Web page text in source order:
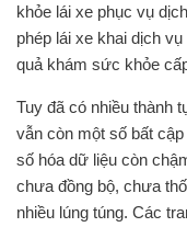
khỏe lái xe phục vụ
phép lái xe khai dịch
quả khám sức khỏe
Tuy đã có nhiều thành
vẫn còn một số bất
số hóa dữ liệu còn
chưa đồng bộ, chưa
nhiều lúng túng. Các